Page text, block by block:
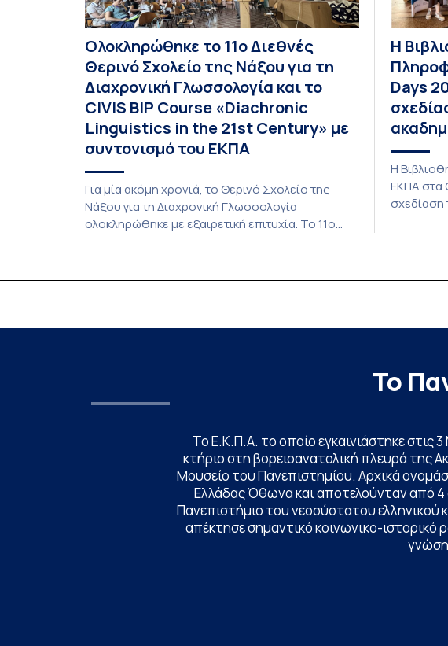
Ολοκληρώθηκε το 11ο Διεθνές
Θερινό Σχολείο της Νάξου για τη
Διαχρονική Γλωσσολογία και το
CIVIS BIP Course «Diachronic
Linguistics in the 21st Century» με
συντονισμό του ΕΚΠΑ
Για μία ακόμη χρονιά, το Θερινό Σχολείο της
Νάξου για τη Διαχρονική Γλωσσολογία
ολοκληρώθηκε με εξαιρετική επιτυχία. Το 11ο
Linguistics in the 21st Century», διεξήχθη από τις
Η
Days
Η
ΕΚΠΑ στα
Το
Το Ε.Κ.Π.Α. το οποίο εγκαινιάστηκε στις
κτήριο στη βορειοανατολική πλευρά της
Μουσείο του Πανεπιστημίου. Αρχικά
Ελλάδας Όθωνα και αποτελούνταν από
Πανεπιστήμιο του νεοσύστατου ελληνικού
απέκτησε σημαντικό κοινωνικο-ιστορικό